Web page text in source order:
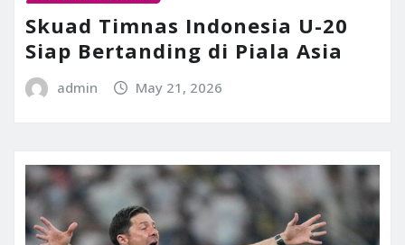
Skuad Timnas Indonesia U-20
Siap Bertanding di Piala Asia
admin May 21, 2026